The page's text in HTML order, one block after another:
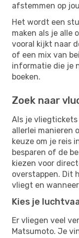
afstemmen op
Het wordt een
maken als je alle
vooral kijkt naar
of een mix van
informatie die je
boeken.
Zoek naar
Als je
allerlei manieren
keuze om je reis
besparen of de
kiezen voor
overstappen. Dit
vliegt en
Kies je
Er vliegen veel
Matsumoto. Je